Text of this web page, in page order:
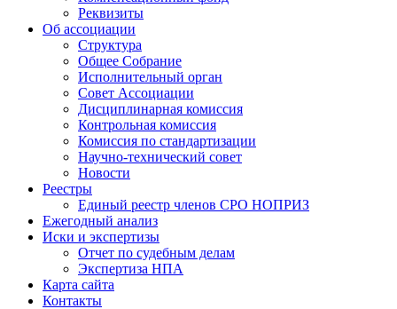
Реквизиты
Об ассоциации
Структура
Общее Собрание
Исполнительный орган
Совет Ассоциации
Дисциплинарная комиссия
Контрольная комиссия
Комиссия по стандартизации
Научно-технический совет
Новости
Реестры
Единый реестр членов СРО НОПРИЗ
Ежегодный анализ
Иски и экспертизы
Отчет по судебным делам
Экспертиза НПА
Карта сайта
Контакты